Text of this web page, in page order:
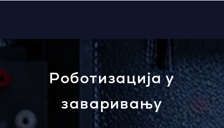
Роботизација у
заваривању